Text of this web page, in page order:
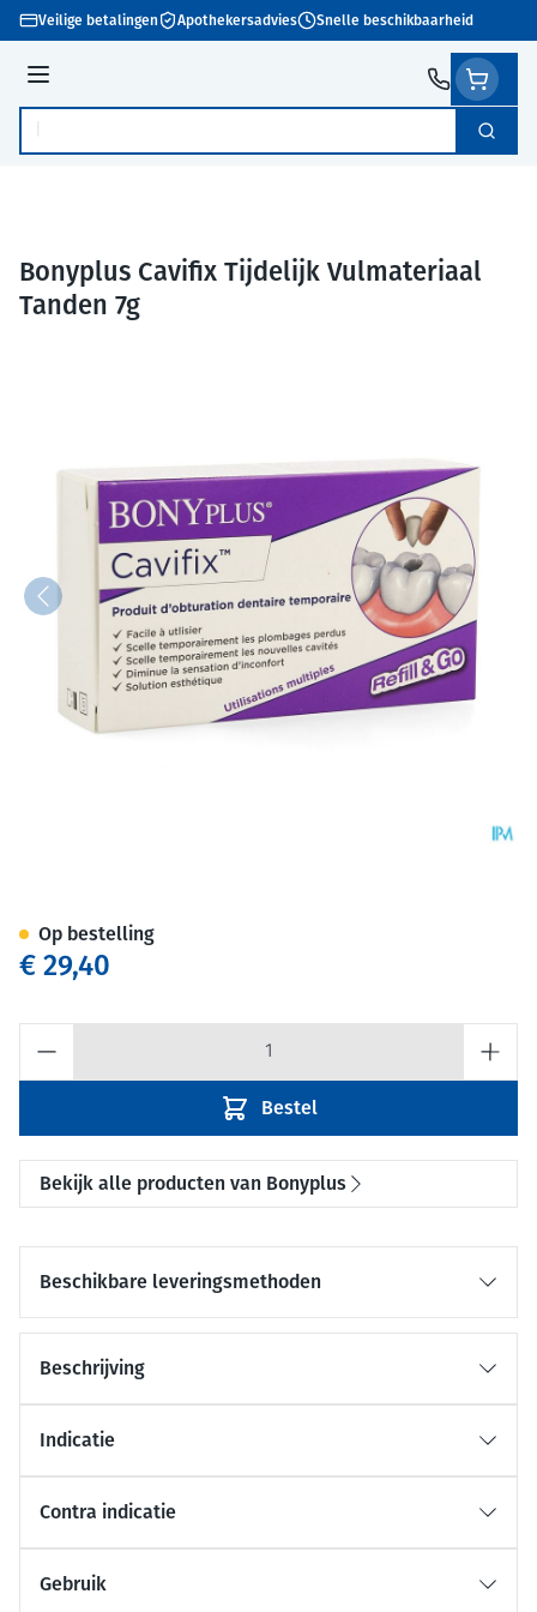
Ga naar de inhoud
Veilige betalingen Apothekersadvies Snelle beschikbaarheid
Menu
Product, merk, categorie... Zoek
Bonyplus Cavifix Tijdelijk Vulmateriaal
Tanden 7g
€ 29,40
Bestel
Op bestelling
Bekijk alle producten van Bonyplus
Beschikbare leveringsmethoden
Beschrijving
Indicatie
Contra indicatie
Gebruik